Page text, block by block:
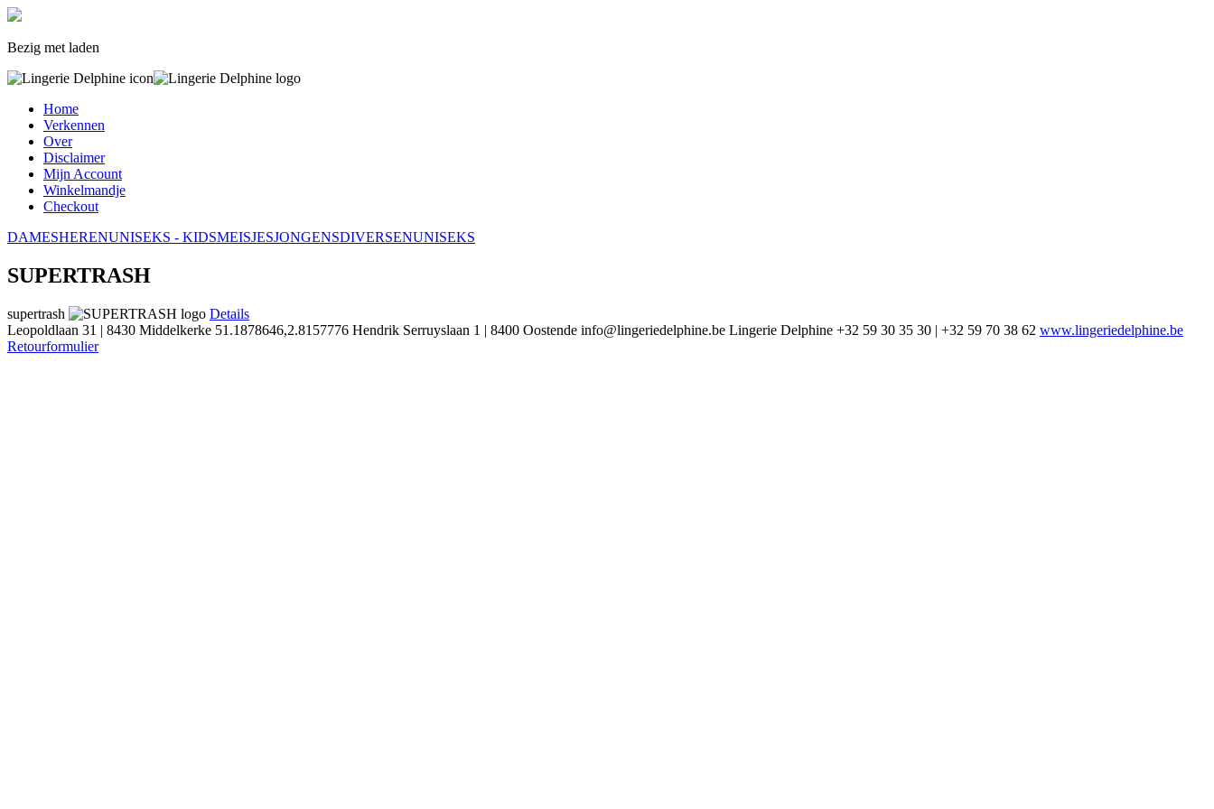
Bezig met laden
Home
Verkennen
Over
Disclaimer
Mijn Account
Winkelmandje
Checkout
DAMESHERENUNISEKS - KIDSMEISJESJONGENSDIVERSENUNISEKS
SUPERTRASH
supertrash
Details
Leopoldlaan 31 | 8430 Middelkerke 51.1878646,2.8157776 Hendrik Serruyslaan 1 | 8400 Oostende info@lingeriedelphine.be Lingerie Delphine +32 59 30 35 30 | +32 59 70 38 62 www.lingeriedelphine.be
Retourformulier